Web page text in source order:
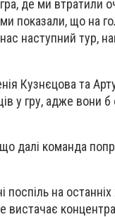
де ми втратили
показали, що на
наступний тур,
Кузнєцова та
у гру, адже вони
далі команда
поспіль на
вистачає